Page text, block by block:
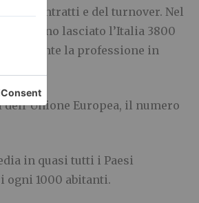
dei contratti e del turnover. Nel
hanno lasciato l’Italia 3800
la professione in
Europea, il numero
in quasi tutti i Paesi
ogni 1000 abitanti.